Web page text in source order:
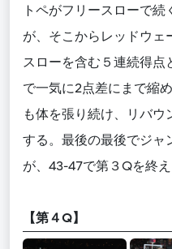
トペがフリースローで
が、そこからレッドウ
スローを含む５連続得
で一気に2点差にまで縮
も体を張り続け、リバウ
する。最後の最後でジャ
が、43-47で第３Qを終え
【第４Q】